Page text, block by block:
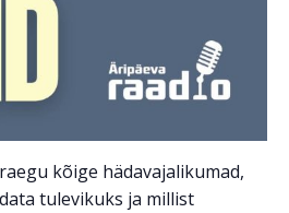
kõige hädavajalikumad,
tulevikuks ja millist